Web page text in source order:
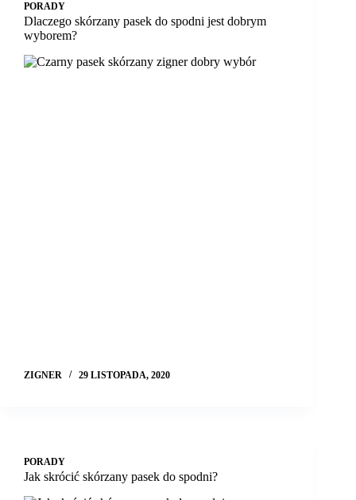
PORADY
Dlaczego skórzany pasek do spodni jest dobrym
wyborem?
ZIGNER 29 LISTOPADA, 2020
PORADY
Jak skrócić skórzany pasek do spodni?